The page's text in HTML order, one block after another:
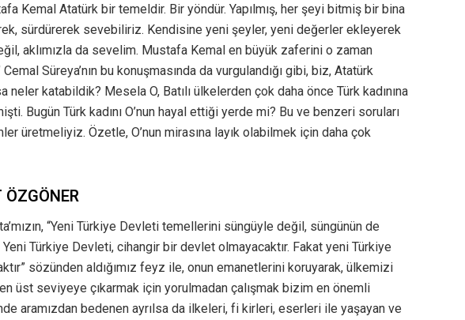
Kemal Atatürk bir temeldir. Bir yöndür. Yapılmış, her şeyi bitmiş bir bina
sürdürerek sevebiliriz. Kendisine yeni şeyler, yeni değerler ekleyerek
aklımızla da sevelim. Mustafa Kemal en büyük zaferini o zaman
Süreya’nın bu konuşmasında da vurgulandığı gibi, biz, Atatürk
neler katabildik? Mesela O, Batılı ülkelerden çok daha önce Türk kadınına
Bugün Türk kadını O’nun hayal ettiği yerde mi? Bu ve benzeri soruları
üretmeliyiz. Özetle, O’nun mirasına layık olabilmek için daha çok
“Yeni Türkiye Devleti temellerini süngüyle değil, süngünün de
Yeni Türkiye Devleti, cihangir bir devlet olmayacaktır. Fakat yeni Türkiye
sözünden aldığımız feyz ile, onun emanetlerini koruyarak, ülkemizi
üst seviyeye çıkarmak için yorulmadan çalışmak bizim en önemli
aramızdan bedenen ayrılsa da ilkeleri, fi kirleri, eserleri ile yaşayan ve